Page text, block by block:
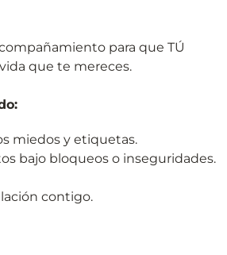
para que TÚ
que te mereces.
miedos y etiquetas.
bajo bloqueos o inseguridades.
contigo.